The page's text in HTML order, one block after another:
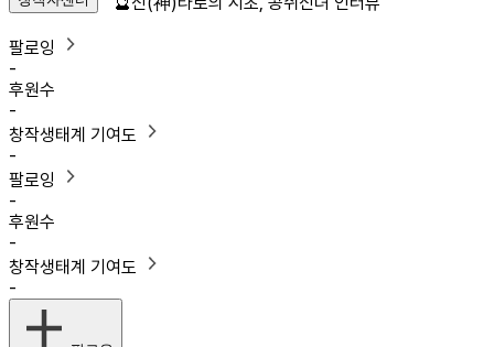
팔로잉
-
후원수
-
창작생태계 기여도
-
팔로잉
-
후원수
-
창작생태계 기여도
-